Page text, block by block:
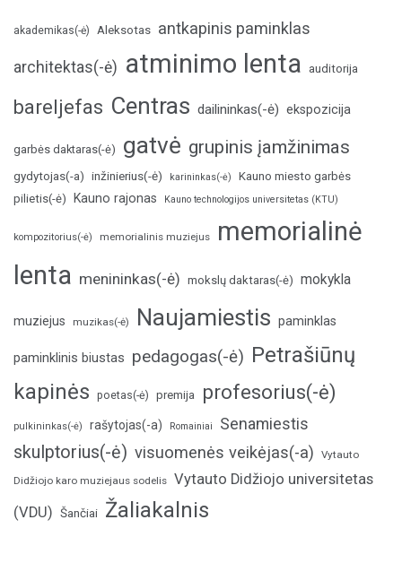
akademikas(-ė) Aleksotas antkapinis paminklas
architektas(-ė) atminimo lenta auditorija
bareljefas Centras dailininkas(-ė) ekspozicija
garbės daktaras(-ė) gatvė grupinis įamžinimas
gydytojas(-a) inžinierius(-ė) karininkas(-ė)
Kauno miesto garbės
pilietis(-ė)
Kauno rajonas Kauno technologijos universitetas (KTU)
kompozitorius(-ė) memorialinis muziejus
memorialinė
lenta menininkas(-ė) mokslų daktaras(-ė) mokykla
muziejus muzikas(-ė) Naujamiestis paminklas
paminklinis biustas pedagogas(-ė) Petrašiūnų
kapinės poetas(-ė) premija profesorius(-ė)
pulkininkas(-ė) rašytojas(-a) Romainiai Senamiestis
skulptorius(-ė) visuomenės veikėjas(-a) Vytauto
Didžiojo karo muziejaus sodelis Vytauto Didžiojo universitetas
(VDU) Šančiai Žaliakalnis